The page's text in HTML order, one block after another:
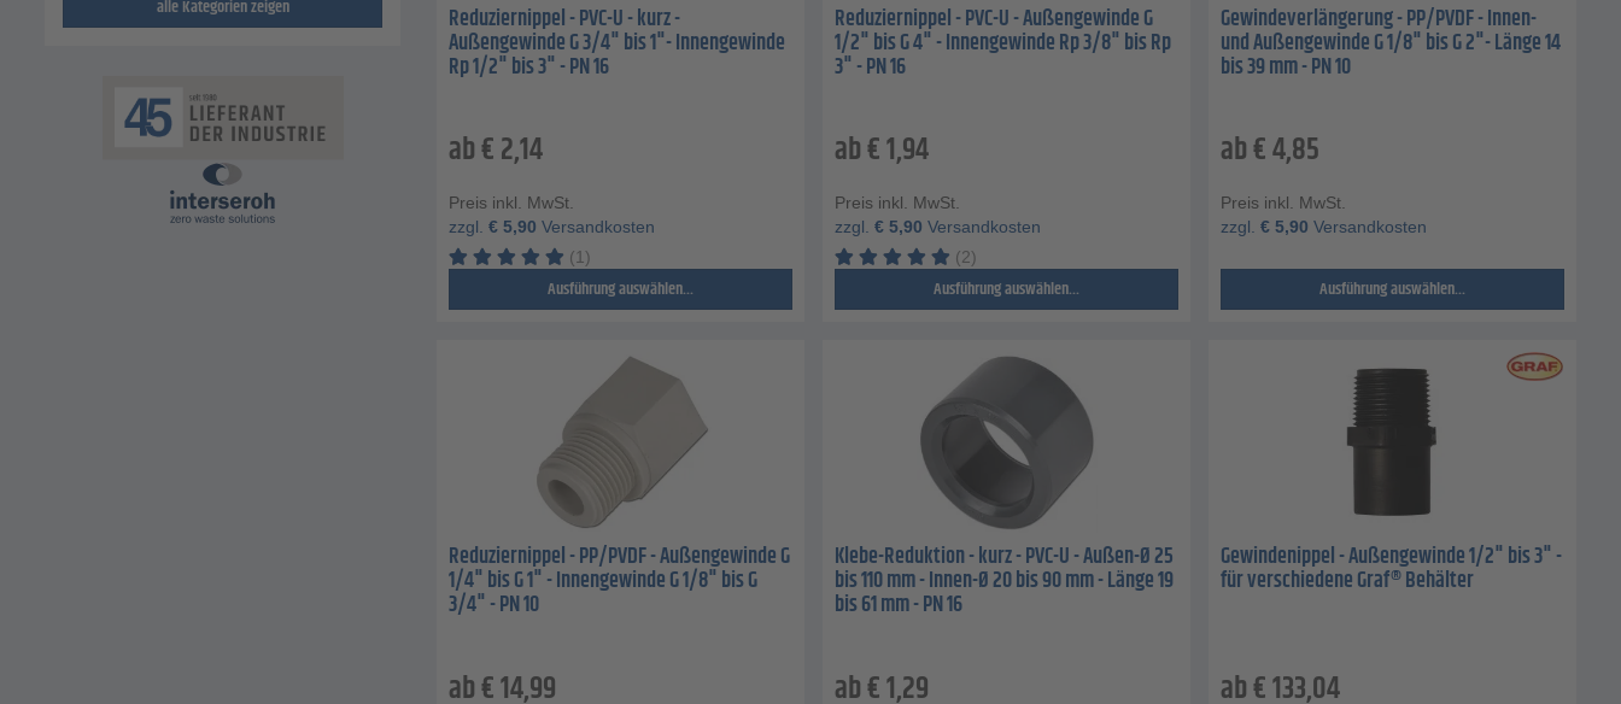
alle Kategorien zeigen Reduziernippel - PVC-U - kurz -
Außengewinde G 3/4" bis 1"- Innengewinde
Rp 1/2" bis 3" - PN 16
ab€2,14
Preis inkl. MwSt.
zzgl. € 5,90 Versandkosten
(1)
Ausführung auswählen...
Reduziernippel - PVC-U - Außengewinde G
1/2" bis G 4" - Innengewinde Rp 3/8" bis Rp
3" - PN 16
ab€1,94
Preis inkl. MwSt.
zzgl. € 5,90 Versandkosten
(2)
Ausführung auswählen...
Gewindeverlängerung - PP/PVDF - Innen-
und Außengewinde G 1/8" bis G 2"- Länge 14
bis 39 mm - PN 10
ab€4,85
Preis inkl. MwSt.
zzgl. € 5,90 Versandkosten
Ausführung auswählen...
Reduziernippel - PP/PVDF - Außengewinde G
1/4" bis G 1" - Innengewinde G 1/8" bis G
3/4" - PN 10
ab€14,99
Klebe-Reduktion - kurz - PVC-U - Außen-Ø 25
bis 110 mm - Innen-Ø 20 bis 90 mm - Länge 19
bis 61 mm - PN 16
ab€1,29
Gewindenippel - Außengewinde 1/2" bis 3" -
für verschiedene Graf® Behälter
ab€133,04